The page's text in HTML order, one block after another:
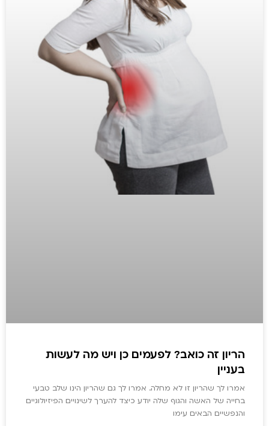
הריון זה כואב? לפעמים כן ויש מה לעשות
בעניין
אמרו לך שהריון זו לא מחלה. אמרו לך גם שהריון הינו שלב טבעי
בחייה של האשה והגוף שלה יודע כיצד להערך לשינויים הפיזיולוגיים
והנפשיים הבאים עימו